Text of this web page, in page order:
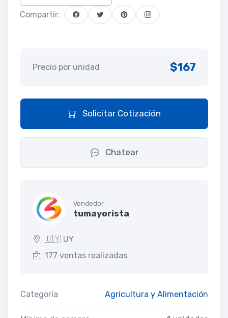
Compartir:
Precio por unidad $167
Solicitar Cotización
Chatear
Vendedor
tumayorista
🇺🇾 UY
177 ventas realizadas
Categoría Agricultura y Alimentación